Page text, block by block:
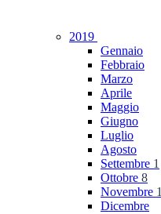
2019
Gennaio
Febbraio
Marzo
Aprile
Maggio
Giugno
Luglio
Agosto
Settembre 1
Ottobre 8
Novembre 1
Dicembre